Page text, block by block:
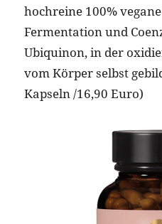
hochreine 100%
Fermentation und
Ubiquinon, in der
vom Körper selbst
Kapseln /16,90 Euro)